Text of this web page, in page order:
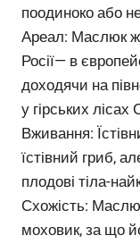
поодиноко або
Ареал: Маслюк
Росії— в
доходячи на
у гірських лісах
Вживання:
їстівний гриб,
плодові тіла-
Схожість:
моховик, за що